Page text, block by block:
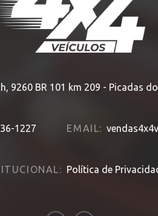
9260 BR 101 km 209 - Picadas do
1227 EMAIL:
Política de